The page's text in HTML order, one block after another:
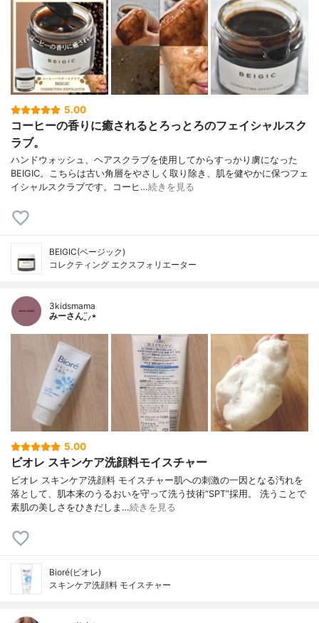
5.00
コーヒーの香りに癒されるとろっとろのフェイシャルスク
ラブ。
ハンドウォッシュ、ヘアスクラブを使用してからすっかり虜になった
BEIGIC。こちらは古い角層をやさしく取り除き、肌を健やかに保つフェ
イシャルスクラブです。コーヒ…続きを見る
BEIGIC(ベージック)
コレクティング エクスフォリエーター
3kidsmama
みーさん¨̮⸝⋆
5.00
ビオレ スキンケア洗顔料モイスチャー
ビオレ スキンケア洗顔料 モイスチャー肌への刺激の一因となる汚れを
落として、肌本来のうるおいを守って洗う技術“SPT”採用。 洗うことで
素肌の美しさをひきだしま…続きを見る
Bioré(ビオレ)
スキンケア洗顔料 モイスチャー